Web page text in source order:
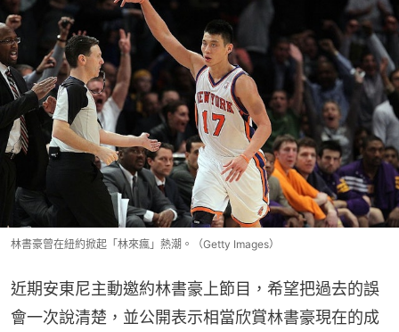
林書豪曾在紐約掀起「林來瘋」熱潮。（Getty Images）
近期安東尼主動邀約林書豪上節目，希望把過去的誤
會一次說清楚，並公開表示相當欣賞林書豪現在的成